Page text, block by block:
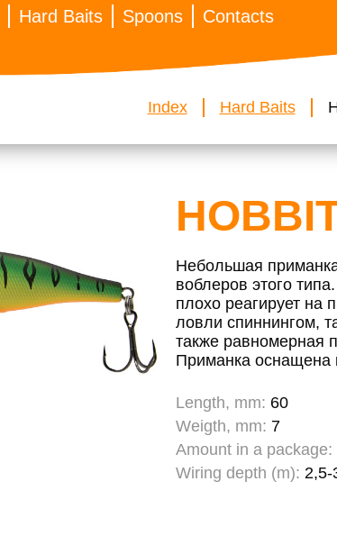
Hard Baits Spoons Contacts
Index Hard Baits
Небольшая
воблеров этого
плохо реагирует на
ловли спиннингом,
также равномерная
Приманка оснащена
Length, mm: 60
Weigth, mm: 7
Amount in a package:
Wiring depth (m): 2,5-